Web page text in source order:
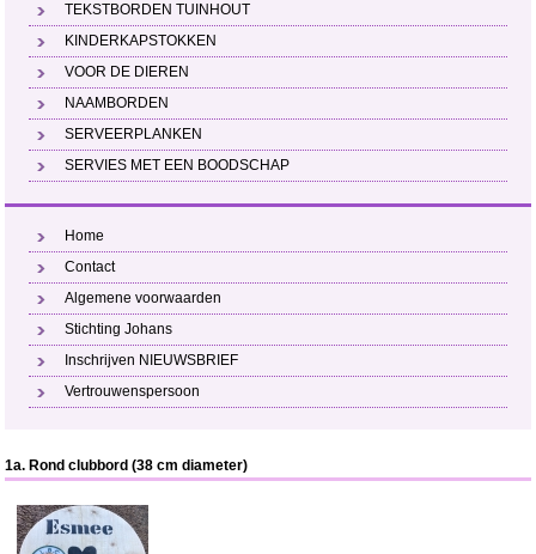
TEKSTBORDEN TUINHOUT
KINDERKAPSTOKKEN
VOOR DE DIEREN
NAAMBORDEN
SERVEERPLANKEN
SERVIES MET EEN BOODSCHAP
Home
Contact
Algemene voorwaarden
Stichting Johans
Inschrijven NIEUWSBRIEF
Vertrouwenspersoon
1a. Rond clubbord (38 cm diameter)